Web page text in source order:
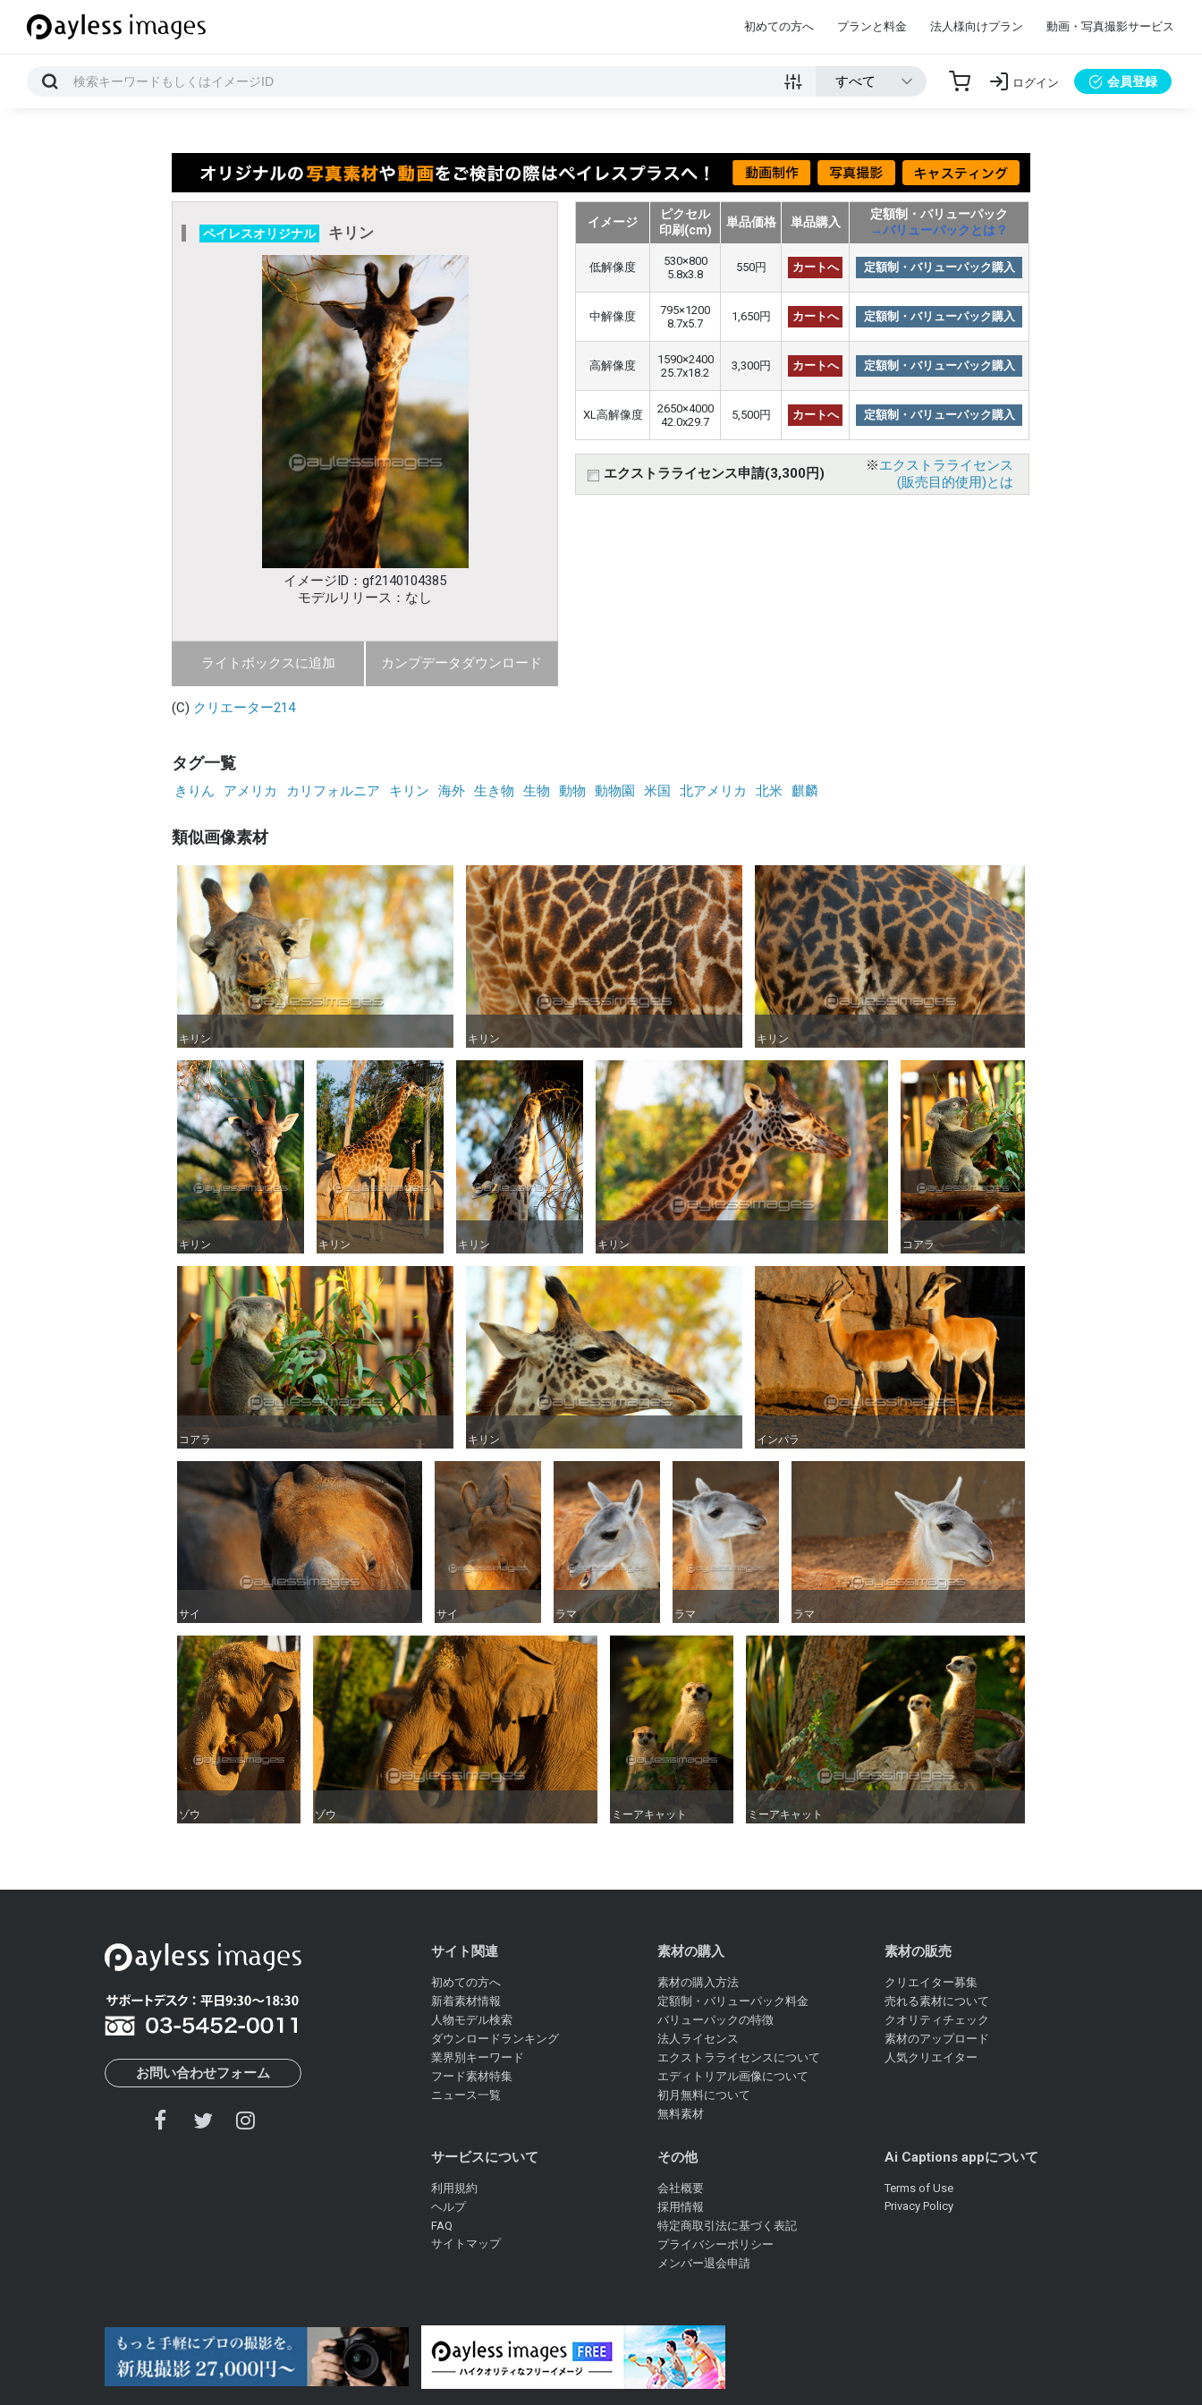
初めての方へ プランと料金 法人様向けプラン 動画・写真撮影サービス
ログイン 会員登録
ペイレスオリジナル キリン
イメージID：gf2140104385
モデルリリース：なし
ライトボックスに追加 カンプデータダウンロード
イメージ
ピクセル
印刷(cm)
単品価格 単品購入
定額制・バリューパック
→バリューパックとは？
低解像度
530×800
5.8x3.8
550円 カートへ 定額制・バリューパック購入
中解像度
795×1200
8.7x5.7
1,650円 カートへ 定額制・バリューパック購入
高解像度
1590×2400
25.7x18.2
3,300円 カートへ 定額制・バリューパック購入
XL高解像度
2650×4000
42.0x29.7
5,500円 カートへ 定額制・バリューパック購入
エクストラライセンス申請(3,300円) ※エクストラライセンス
(販売目的使用)とは
(C) クリエーター214
タグ一覧
きりん アメリカ カリフォルニア キリン 海外 生き物 生物 動物 動物園 米国 北アメリカ 北米 麒麟
類似画像素材
キリン
キリン キリン
キリン キリン
キリン
キリン
キリン キリン
キリン キリン
キリン キリン
キリン コアラ
コアラ
コアラ
コアラ キリン
キリン インパラ
インパラ
サイ
サイ サイ
サイ ラマ
ラマ ラマ
ラマ ラマ
ラマ
ゾウ
ゾウ ゾウ
ゾウ ミーアキャット
ミーアキャット ミーアキャット
ミーアキャット
お問い合わせフォーム
サイト関連
初めての方へ
新着素材情報
人物モデル検索
ダウンロードランキング
業界別キーワード
フード素材特集
ニュース一覧
素材の購入
素材の購入方法
定額制・バリューパック料金
バリューパックの特徴
法人ライセンス
エクストラライセンスについて
エディトリアル画像について
初月無料について
無料素材
素材の販売
クリエイター募集
売れる素材について
クオリティチェック
素材のアップロード
人気クリエイター
サービスについて
利用規約
ヘルプ
FAQ
サイトマップ
その他
会社概要
採用情報
特定商取引法に基づく表記
プライバシーポリシー
メンバー退会申請
Ai Captions appについて
Terms of Use
Privacy Policy